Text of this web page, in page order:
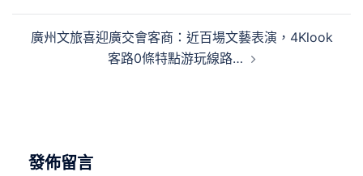
廣州文旅喜迎廣交會客商：近百場文藝表演，4Klook
客路0條特點游玩線路…
發佈留言